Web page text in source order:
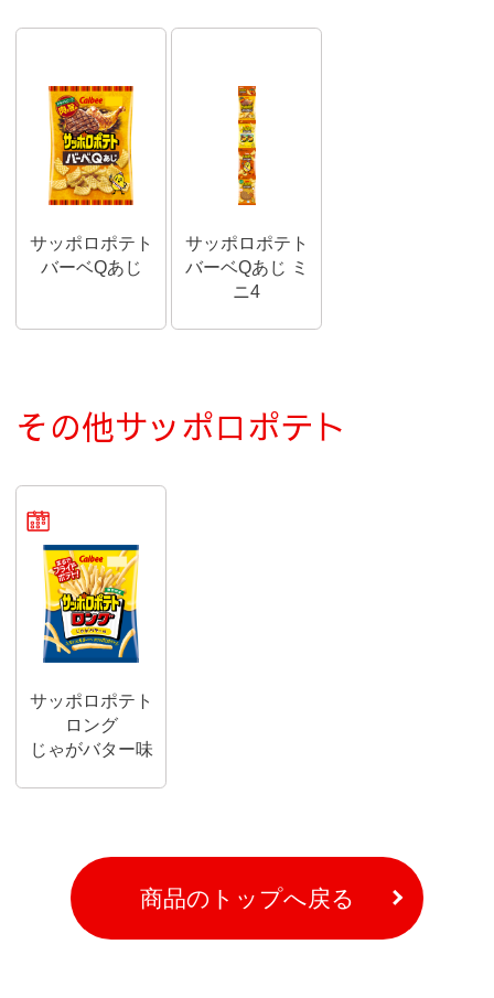
サッポロポテト
バーベQあじ
サッポロポテト
バーベQあじ ミ
ニ4
その他サッポロポテト
サッポロポテト
ロング
じゃがバター味
商品のトップへ戻る